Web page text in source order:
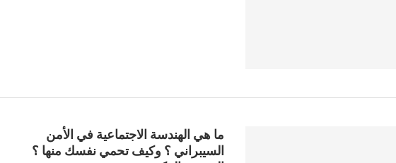
ما هي الهندسة الاجتماعية في الأمن
السيبراني ؟ وكيف تحمي نفسك منها ؟